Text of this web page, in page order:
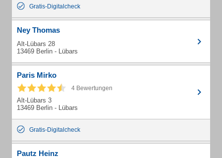
Gratis-Digitalcheck
Ney Thomas
Alt-Lübars 28
13469 Berlin - Lübars
Paris Mirko
4 Bewertungen
Alt-Lübars 3
13469 Berlin - Lübars
Gratis-Digitalcheck
Pautz Heinz